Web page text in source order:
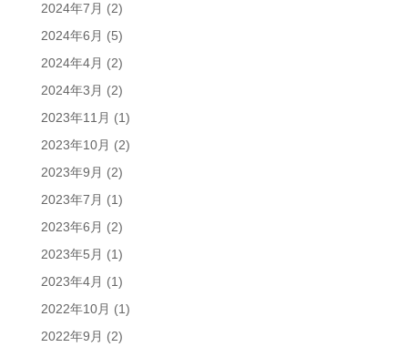
2024年7月 (2)
2024年6月 (5)
2024年4月 (2)
2024年3月 (2)
2023年11月 (1)
2023年10月 (2)
2023年9月 (2)
2023年7月 (1)
2023年6月 (2)
2023年5月 (1)
2023年4月 (1)
2022年10月 (1)
2022年9月 (2)